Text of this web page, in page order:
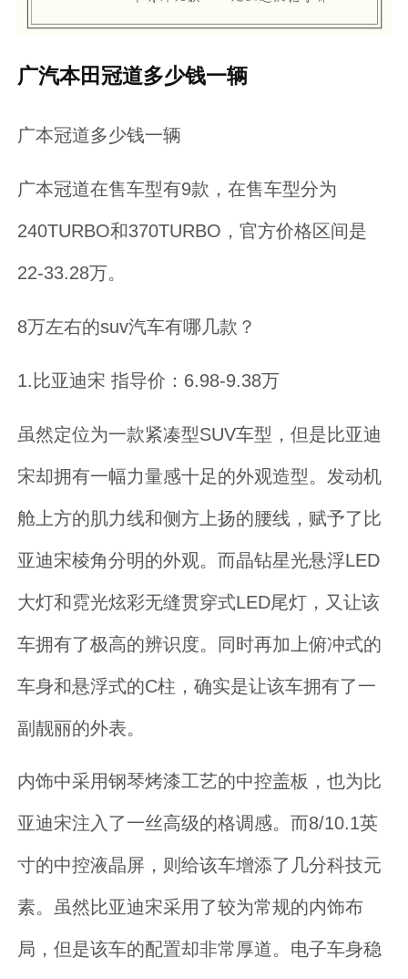
广汽本田冠道多少钱一辆
广本冠道多少钱一辆
广本冠道在售车型有9款，在售车型分为
240TURBO和370TURBO，官方价格区间是
22-33.28万。
8万左右的suv汽车有哪几款？
1.比亚迪宋 指导价：6.98-9.38万
虽然定位为一款紧凑型SUV车型，但是比亚迪
宋却拥有一幅力量感十足的外观造型。发动机
舱上方的肌力线和侧方上扬的腰线，赋予了比
亚迪宋棱角分明的外观。而晶钻星光悬浮LED
大灯和霓光炫彩无缝贯穿式LED尾灯，又让该
车拥有了极高的辨识度。同时再加上俯冲式的
车身和悬浮式的C柱，确实是让该车拥有了一
副靓丽的外表。
内饰中采用钢琴烤漆工艺的中控盖板，也为比
亚迪宋注入了一丝高级的格调感。而8/10.1英
寸的中控液晶屏，则给该车增添了几分科技元
素。虽然比亚迪宋采用了较为常规的内饰布
局，但是该车的配置却非常厚道。电子车身稳